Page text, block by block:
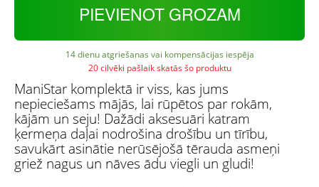
PIEVIENOT GROZAM
14 dienu atgriešanas vai kompensācijas iespēja
20 cilvēki pašlaik skatās šo produktu
ManiStar komplektā ir viss, kas jums
nepieciešams mājās, lai rūpētos par rokām,
kājām un seju! Dažādi aksesuāri katram
ķermeņa daļai nodrošina drošību un tīrību,
savukārt asinātie nerūsējošā tērauda asmeņi
griež nagus un nāves ādu viegli un gludi!